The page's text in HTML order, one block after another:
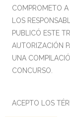
COMPROMETO A
LOS
PUBLICÓ ESTE
AUTORIZACIÓN
UNA
CONCURSO.
ACEPTO LOS